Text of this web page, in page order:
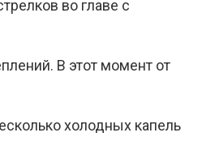
во главе с
В этот момент от
холодных капель